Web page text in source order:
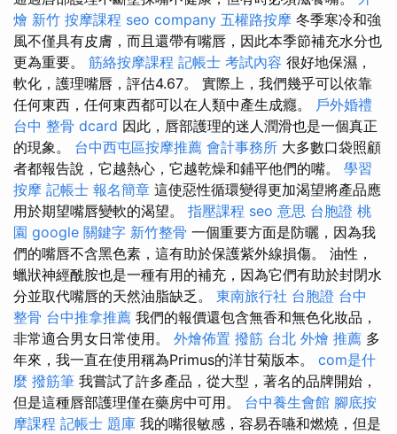
燴 新竹 按摩課程 seo company 五權路按摩 冬季寒冷和強
風不僅具有皮膚，而且還帶有嘴唇，因此本季節補充水分也
更為重要。 筋絡按摩課程 記帳士 考試內容 很好地保濕，
軟化，護理嘴唇，評估4.67。 實際上，我們幾乎可以依靠
任何東西，任何東西都可以在人類中產生成癮。 戶外婚禮
台中 整骨 dcard 因此，唇部護理的迷人潤滑也是一個真正
的現象。 台中西屯區按摩推薦 會計事務所 大多數口袋照顧
者都報告說，它越熱心，它越乾燥和鋪平他們的嘴。 學習
按摩 記帳士 報名簡章 這使惡性循環變得更加渴望將產品應
用於期望嘴唇變軟的渴望。 指壓課程 seo 意思 台胞證 桃
園 google 關鍵字 新竹整骨 一個重要方面是防曬，因為我
們的嘴唇不含黑色素，這有助於保護紫外線損傷。 油性，
蠟狀神經酰胺也是一種有用的補充，因為它們有助於封閉水
分並取代嘴唇的天然油脂缺乏。 東南旅行社 台胞證 台中
整骨 台中推拿推薦 我們的報價還包含無香和無色化妝品，
非常適合男女日常使用。 外燴佈置 撥筋 台北 外燴 推薦 多
年來，我一直在使用稱為Primus的洋甘菊版本。 com是什
麼 撥筋筆 我嘗試了許多產品，從大型，著名的品牌開始，
但是這種唇部護理僅在藥房中可用。 台中養生會館 腳底按
摩課程 記帳士 題庫 我的嘴很敏感，容易吞嚥和燃燒，但是